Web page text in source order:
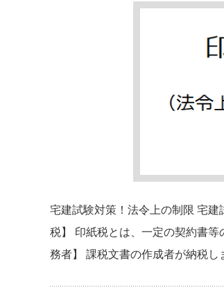
宅建試験対策！法令上の制限 宅
税】 印紙税とは、一定の契約書
務者】 課税文書の作成者が納税